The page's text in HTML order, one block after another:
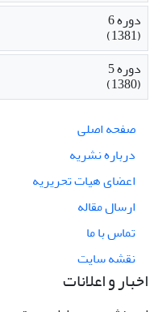
دوره 6
(1381)
دوره 5
(1380)
صفحه اصلی
درباره نشریه
اعضای هیات تحریریه
ارسال مقاله
تماس با ما
نقشه سایت
اخبار و اعلانات